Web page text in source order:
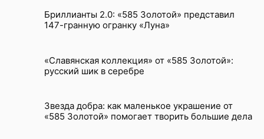
Бриллианты 2.0: «585 Золотой» представил
147-гранную огранку «Луна»
«Славянская коллекция» от «585 Золотой»:
русский шик в серебре
Звезда добра: как маленькое украшение от
«585 Золотой» помогает творить большие дела